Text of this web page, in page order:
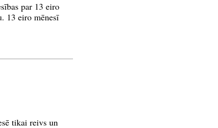
par 13 eiro
13 eiro mēnesī
tikai reivs un